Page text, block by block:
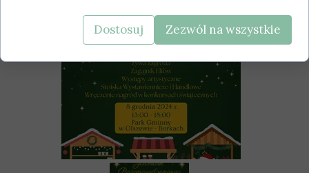
Dostosuj Zezwól na wszystkie